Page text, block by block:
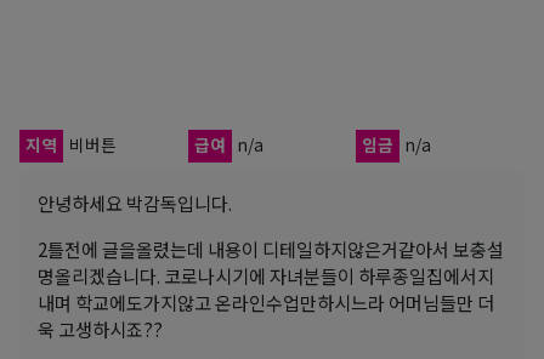
지역 비버튼 급여 n/a 임금 n/a
안녕하세요 박감독입니다.
2틀전에 글을올렸는데 내용이 디테일하지않은거같아서 보충설
명올리겠습니다. 코로나시기에 자녀분들이 하루종일집에서지
내며 학교에도가지않고 온라인수업만하시느라 어머님들만 더
욱 고생하시죠??